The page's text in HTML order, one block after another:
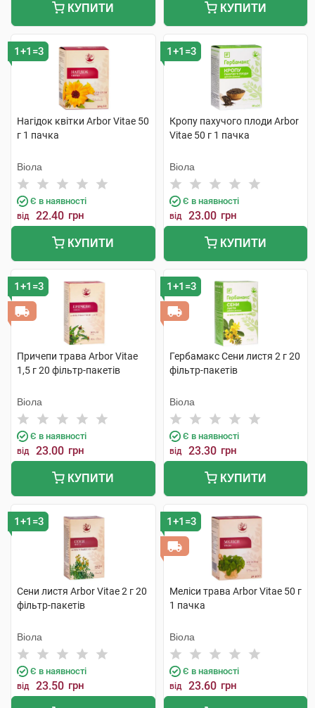
КУПИТИ КУПИТИ
1+1=3
Нагідок квітки Arbor Vitae 50
г 1 пачка
Віола
Є в наявності
від 22.40 грн
КУПИТИ
1+1=3
Кропу пахучого плоди Arbor
Vitae 50 г 1 пачка
Віола
Є в наявності
від 23.00 грн
КУПИТИ
1+1=3
Причепи трава Arbor Vitae
1,5 г 20 фільтр-пакетів
Віола
Є в наявності
від 23.00 грн
КУПИТИ
1+1=3
Гербамакс Сени листя 2 г 20
фільтр-пакетів
Віола
Є в наявності
від 23.30 грн
КУПИТИ
1+1=3
Сени листя Arbor Vitae 2 г 20
фільтр-пакетів
Віола
Є в наявності
від 23.50 грн
1+1=3
Меліси трава Arbor Vitae 50 г
1 пачка
Віола
Є в наявності
від 23.60 грн